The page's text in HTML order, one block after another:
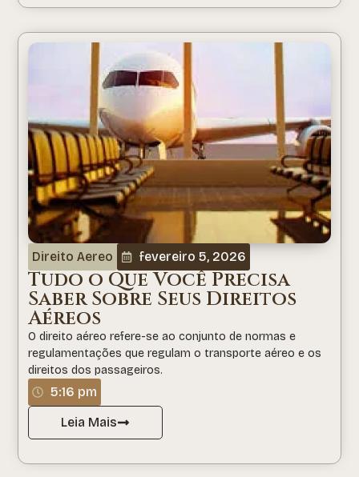
Direito Aereo fevereiro 5, 2026
Tudo o Que Você Precisa
Saber Sobre Seus Direitos
Aéreos
O direito aéreo refere-se ao conjunto de normas e
regulamentações que regulam o transporte aéreo e os
direitos dos passageiros.
5:16 pm
Leia Mais